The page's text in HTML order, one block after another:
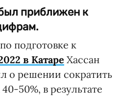
приближен к
подготовке к
в Катаре Хассан
о решении сократить
50%, в результате